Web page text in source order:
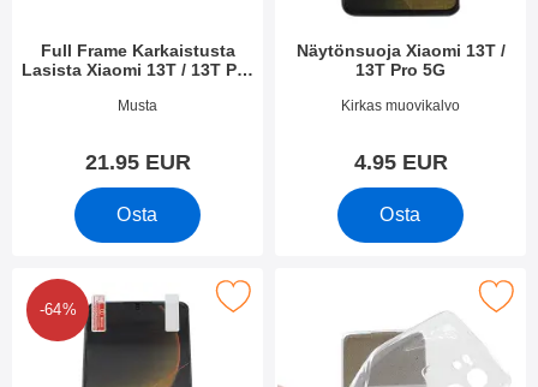
Full Frame Karkaistusta
Lasista Xiaomi 13T / 13T Pro
Tuote.nro 49365
Musta
21.95 EUR
Osta
Näytönsuoja Xiaomi 13T /
13T Pro 5G
Tuote.nro 49362
Kirkas muovikalvo
4.95 EUR
Osta
-64%
näytönsuojakalvopakett Xiaomi 13T / 13T Pro 5G
Merkitse ultra Thin TPU Kotelo